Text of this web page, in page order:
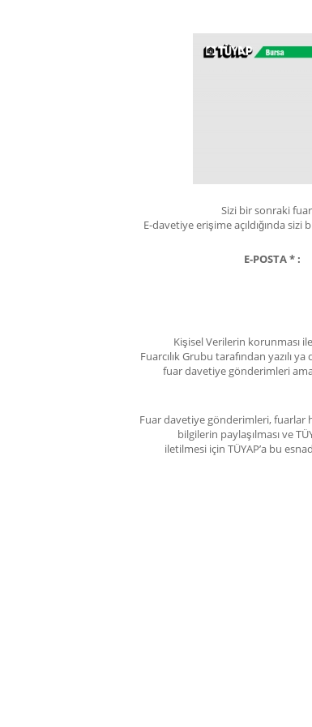
Sizi bir sonraki
E-davetiye erişime açıldığında
E-POSTA * :
Kişisel Verilerin korunması
Fuarcılık Grubu tarafından
fuar davetiye gönderimleri
Fuar davetiye gönderimleri, fuarlar
bilgilerin paylaşılması ve
iletilmesi için TÜYAP’a bu